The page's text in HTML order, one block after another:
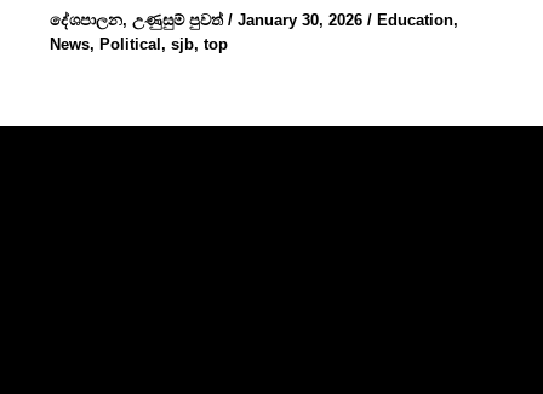
දේශපාලන,උණුසුම් පුවත්/January 30, 2026/Education,
News,Political,sjb,top